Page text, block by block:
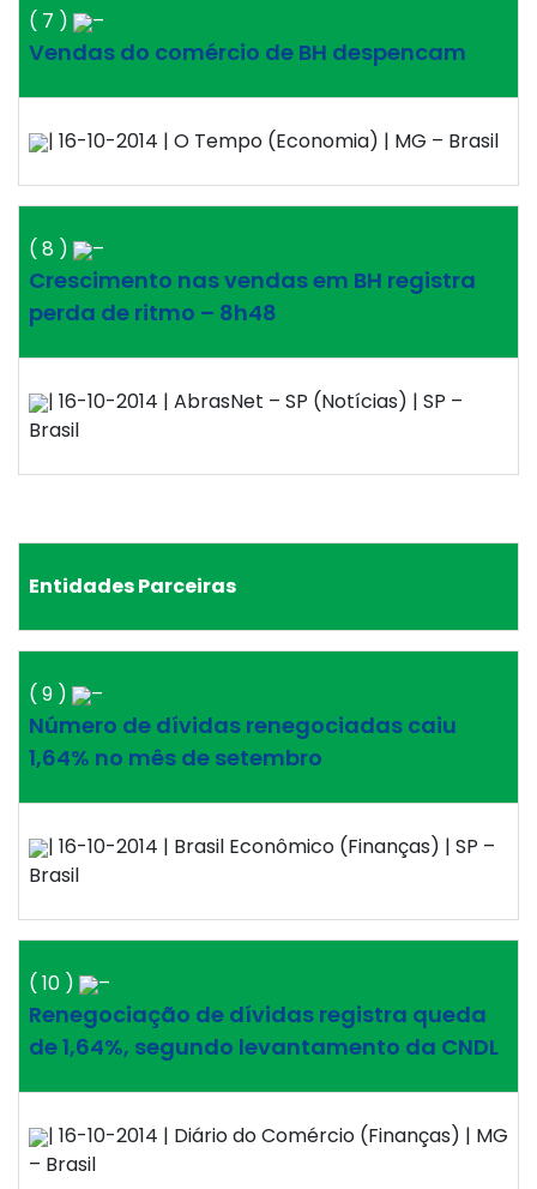
( 7 ) –
Vendas do comércio de BH despencam
| 16-10-2014 | O Tempo (Economia) | MG – Brasil
( 8 ) –
Crescimento nas vendas em BH registra
perda de ritmo – 8h48
| 16-10-2014 | AbrasNet – SP (Notícias) | SP –
Brasil
Entidades Parceiras
( 9 ) –
Número de dívidas renegociadas caiu
1,64% no mês de setembro
| 16-10-2014 | Brasil Econômico (Finanças) | SP –
Brasil
( 10 ) –
Renegociação de dívidas registra queda
de 1,64%, segundo levantamento da CNDL
| 16-10-2014 | Diário do Comércio (Finanças) | MG
– Brasil